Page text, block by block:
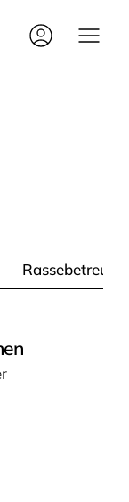
Rassebetreuer